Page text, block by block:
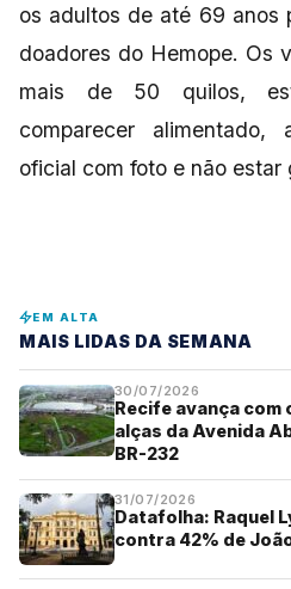
os adultos de até 69 anos
doadores do Hemope. Os
mais de 50 quilos,
comparecer alimentado,
oficial com foto e não estar
EM ALTA
MAIS LIDAS DA SEMANA
30/07/2026
Recife avança com
alças da Avenida
BR-232
31/07/2026
Datafolha: Raquel
contra 42% de